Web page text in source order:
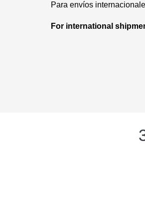
Para envíos
For international